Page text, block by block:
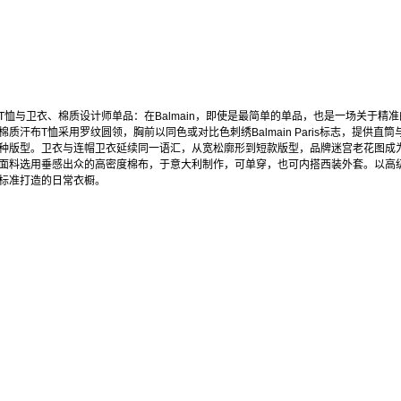
恤与卫衣、棉质设计师单品：在Balmain，即使是最简单的单品，也是一场关于精
质汗布T恤采用罗纹圆领，胸前以同色或对比色刺绣Balmain Paris标志，提供直筒
版型。卫衣与连帽卫衣延续同一语汇，从宽松廓形到短款版型，品牌迷宫老花图成
料选用垂感出众的高密度棉布，于意大利制作，可单穿，也可内搭西装外套。以高
准打造的日常衣橱。